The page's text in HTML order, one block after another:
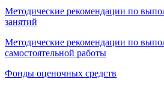
Методические рекомендации по
занятий
Методические рекомендации по
самостоятельной работы
Фонды оценочных средств